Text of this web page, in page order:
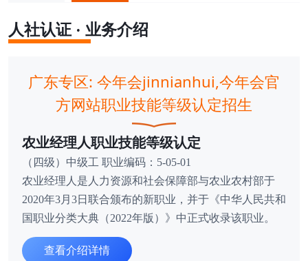
人社认证 · 业务介绍
广东专区: 今年会jinnianhui,今年会官
方网站职业技能等级认定招生
农业经理人职业技能等级认定
（四级）中级工 职业编码：5-05-01
农业经理人是人力资源和社会保障部与农业农村部于
2020年3月3日联合颁布的新职业，并于《中华人民共和
国职业分类大典（2022年版）》中正式收录该职业。
查看介绍详情